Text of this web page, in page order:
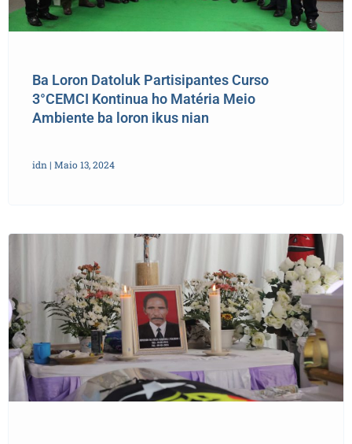
Ba Loron Datoluk Partisipantes Curso
3°CEMCI Kontinua ho Matéria Meio
Ambiente ba loron ikus nian
idn Maio 13, 2024